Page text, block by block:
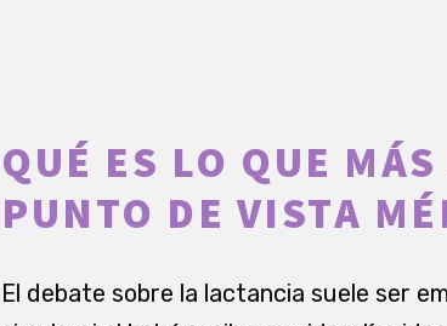
QUÉ ES LO QUE
PUNTO DE VISTA
El debate sobre la lactancia suele ser